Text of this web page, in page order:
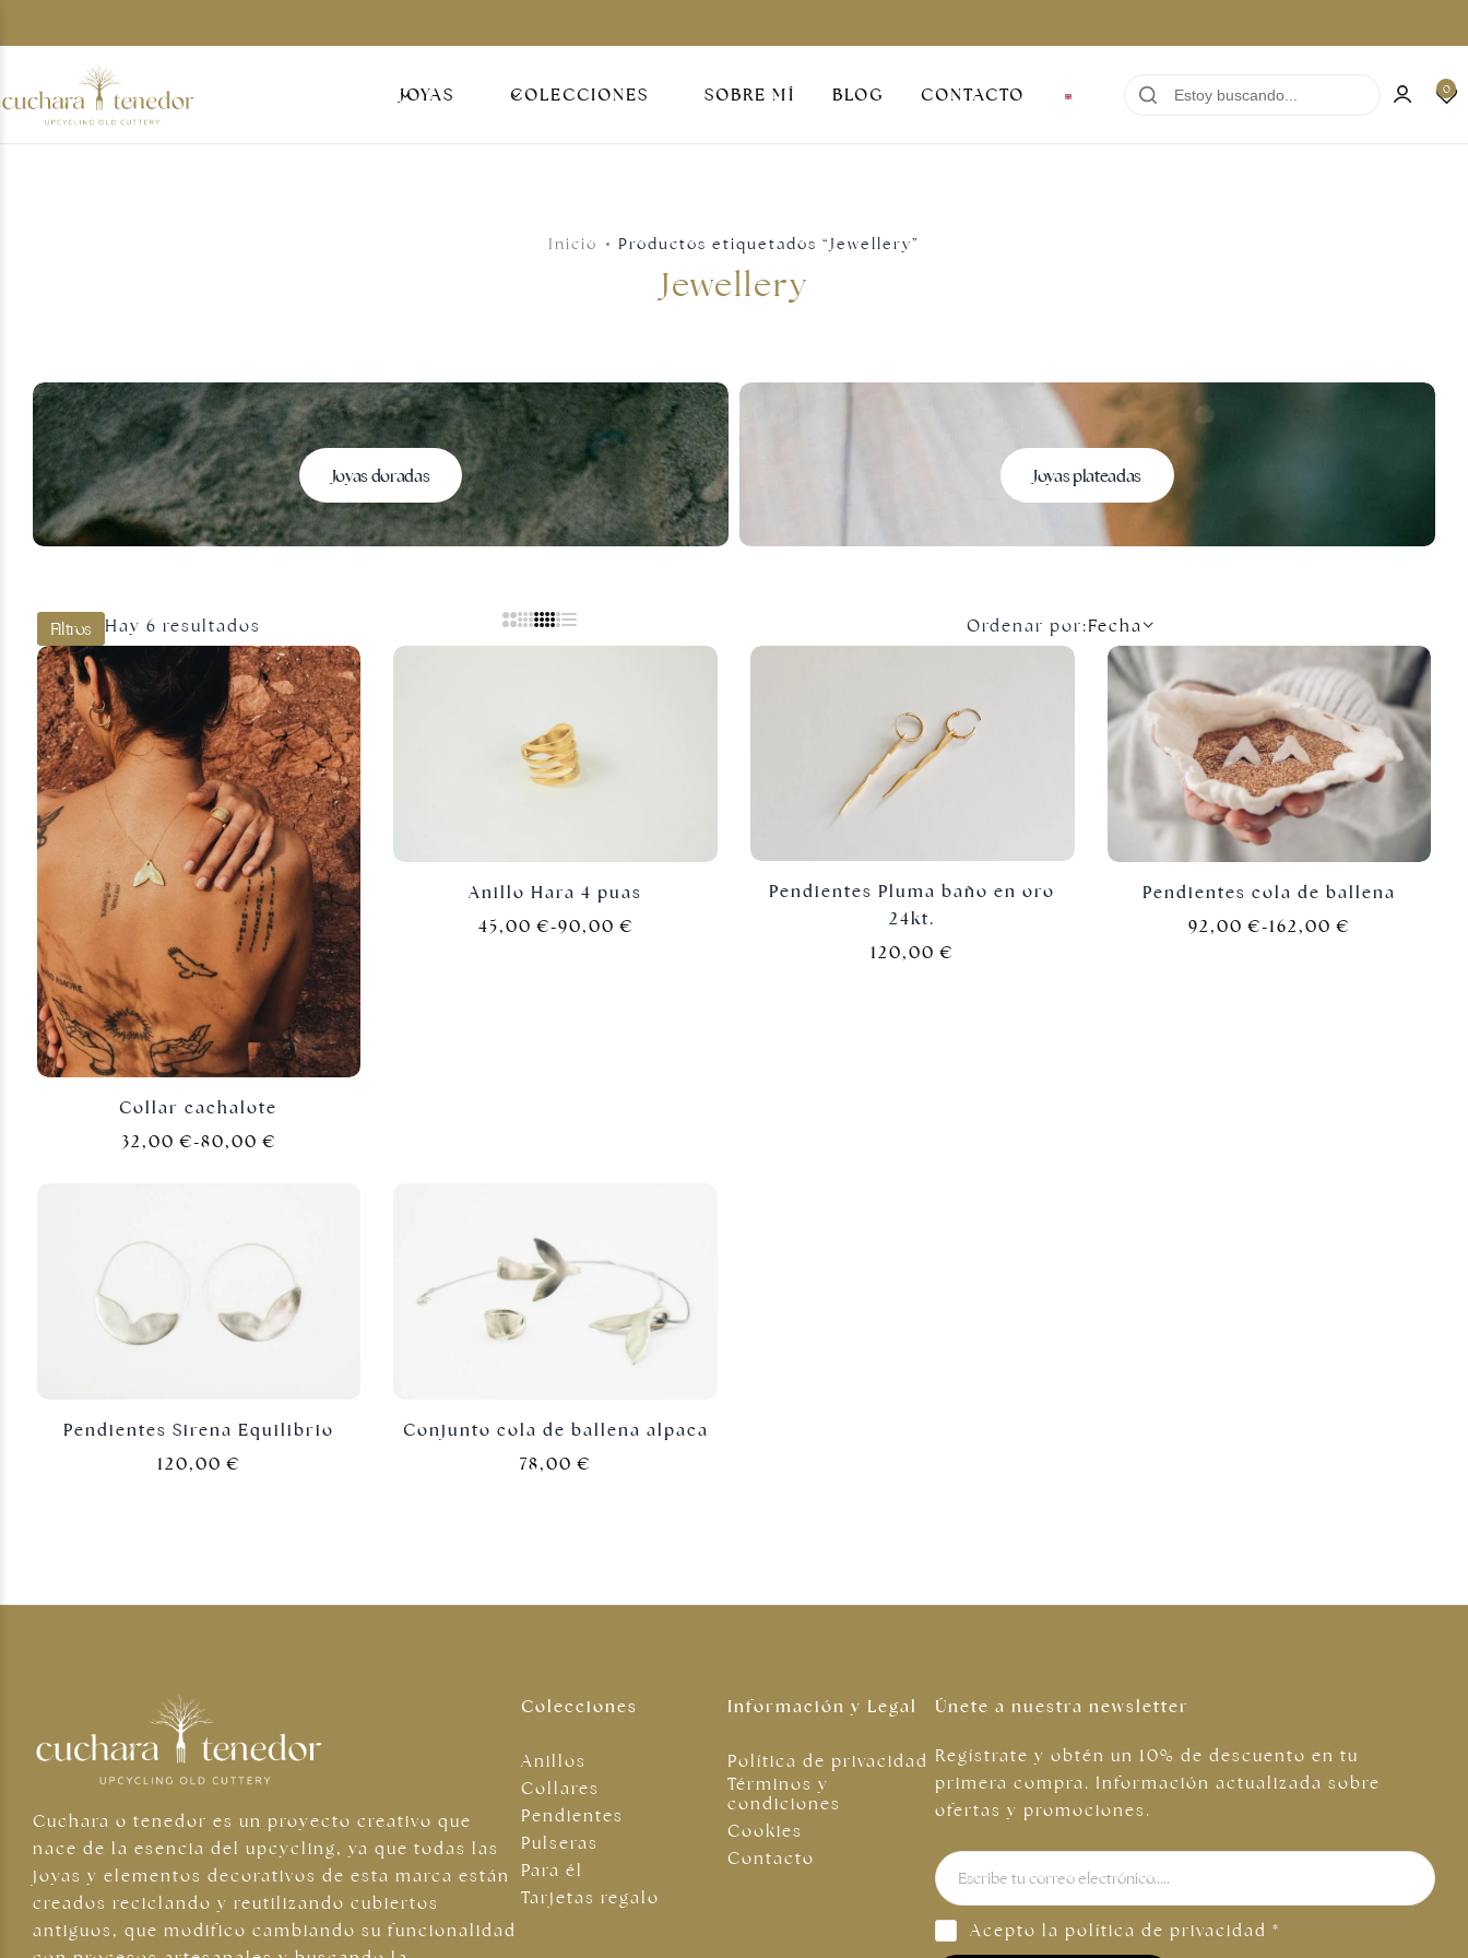
JOYAS COLECCIONES SOBRE MÍ BLOG CONTACTO 0
Inicio Productos etiquetados “Jewellery”
Jewellery
Joyas doradas Joyas plateadas
Filtros Hay 6 resultados Ordenar por:Fecha
Collar cachalote
32,00€-80,00€
Anillo Hara 4 puas
45,00€-90,00€
Pendientes Pluma baño en oro
24kt.
120,00€
Pendientes cola de ballena
92,00€-162,00€
Pendientes Sirena Equilibrio
120,00€
Conjunto cola de ballena alpaca
78,00€
Cuchara o tenedor es un proyecto creativo que
nace de la esencia del upcycling, ya que todas las
joyas y elementos decorativos de esta marca están
creados reciclando y reutilizando cubiertos
antiguos, que modifico cambiando su funcionalidad
Colecciones
Anillos
Collares
Pendientes
Pulseras
Para él
Tarjetas regalo
Información y Legal
Política de privacidad
Términos y
condiciones
Cookies
Contacto
Únete a nuestra newsletter
Regístrate y obtén un 10% de descuento en tu
primera compra. Información actualizada sobre
ofertas y promociones.
Acepto lapolítica de privacidad *
Joyas doradas
Joyas plateadas
Para ella